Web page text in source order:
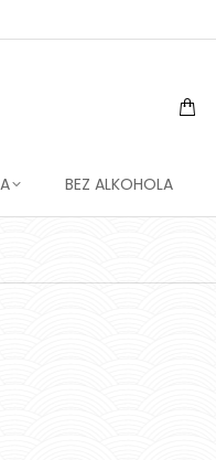
BEZ ALKOHOLA